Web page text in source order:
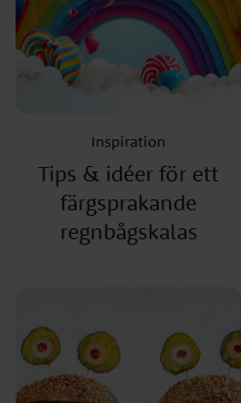
Inspiration
Tips & idéer för ett
färgsprakande
regnbågskalas